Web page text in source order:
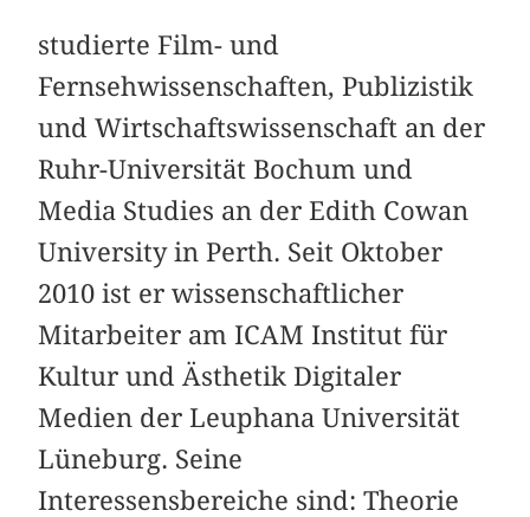
studierte Film- und
Fernsehwissenschaften, Publizistik
und Wirtschaftswissenschaft an der
Ruhr-Universität Bochum und
Media Studies an der Edith Cowan
University in Perth. Seit Oktober
2010 ist er wissenschaftlicher
Mitarbeiter am ICAM Institut für
Kultur und Ästhetik Digitaler
Medien der Leuphana Universität
Lüneburg. Seine
Interessensbereiche sind: Theorie